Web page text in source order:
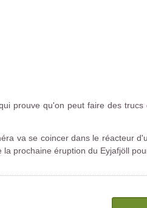
prouve qu'on peut faire des
va se coincer dans le réacteur
prochaine éruption du Eyjafjöll